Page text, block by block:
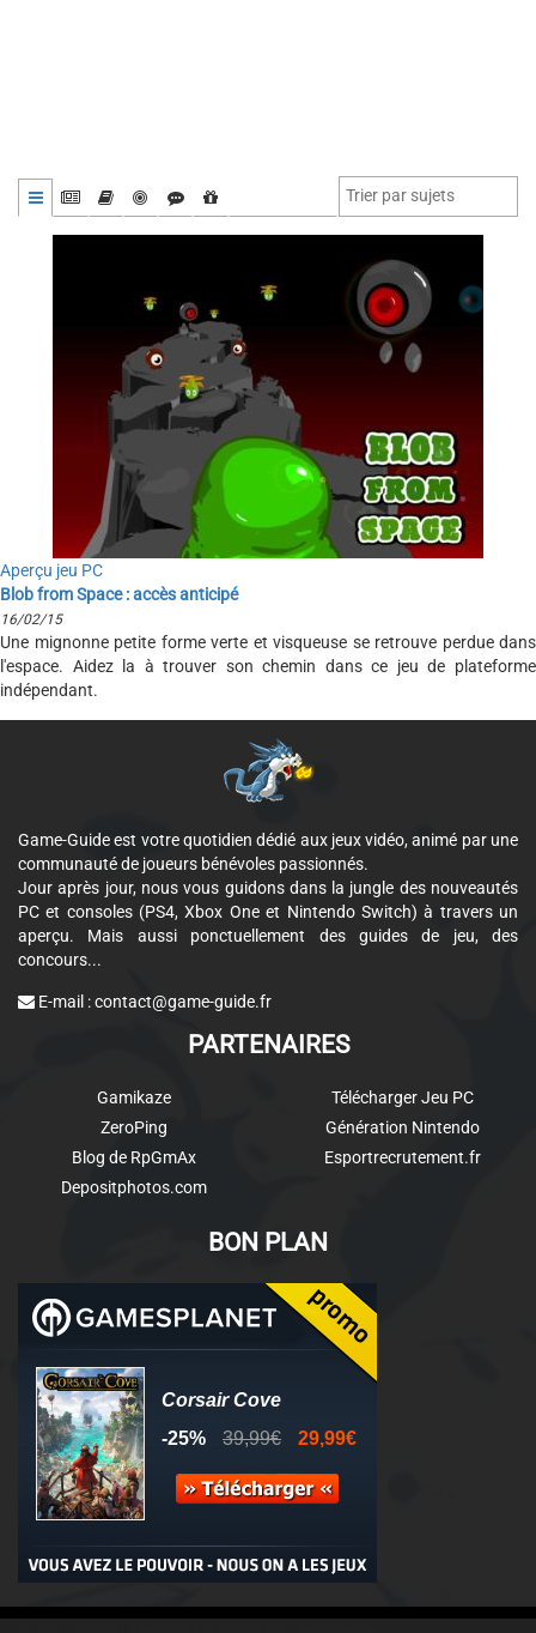
Aperçu jeu PC
Blob from Space : accès anticipé
16/02/15
Une mignonne petite forme verte et visqueuse se retrouve perdue dans
l'espace. Aidez la à trouver son chemin dans ce jeu de plateforme
indépendant.
Game-Guide est votre quotidien dédié aux jeux vidéo, animé par une
communauté de joueurs bénévoles passionnés.
Jour après jour, nous vous guidons dans la jungle des nouveautés
PC et consoles (PS4, Xbox One et Nintendo Switch) à travers un
aperçu. Mais aussi ponctuellement des guides de jeu, des
concours...
E-mail :contact@game-guide.fr
PARTENAIRES
Gamikaze
ZeroPing
Blog de RpGmAx
Depositphotos.com
Télécharger Jeu PC
Génération Nintendo
Esportrecrutement.fr
BON PLAN